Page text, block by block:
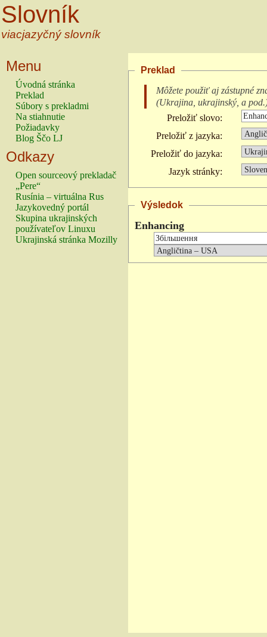
Slovník
viacjazyčný slovník
Menu
Úvodná stránka
Preklad
Súbory s prekladmi
Na stiahnutie
Požiadavky
Blog Ščo LJ
Odkazy
Open sourceový prekladač
„Pere“
Rusínia – virtuálna Rus
Jazykovedný portál
Skupina ukrajinských
používateľov Linuxu
Ukrajinská stránka Mozilly
Preklad
Môžete použiť aj zástupné
(Ukrajina, ukrajinský, a pod.
Preložiť slovo:
Preložiť z jazyka:
Preložiť do jazyka:
Jazyk stránky:
Výsledok
Enhancing